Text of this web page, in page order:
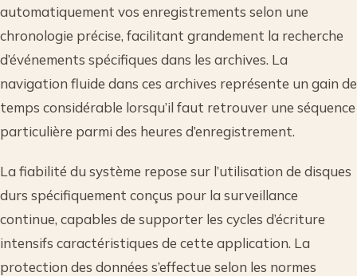
automatiquement vos enregistrements selon une
chronologie précise, facilitant grandement la recherche
d’événements spécifiques dans les archives. La
navigation fluide dans ces archives représente un gain de
temps considérable lorsqu’il faut retrouver une séquence
particulière parmi des heures d’enregistrement.
La fiabilité du système repose sur l’utilisation de disques
durs spécifiquement conçus pour la surveillance
continue, capables de supporter les cycles d’écriture
intensifs caractéristiques de cette application. La
protection des données s’effectue selon les normes